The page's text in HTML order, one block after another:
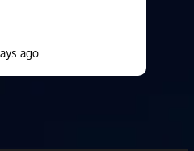
ago